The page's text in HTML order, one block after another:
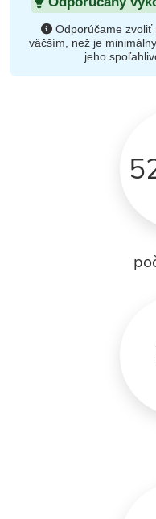
Odporúčame zvoliť
väčším, než je
jeho